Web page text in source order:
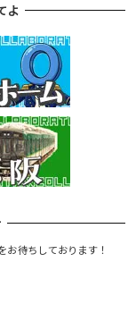
よ
お待ちしております！